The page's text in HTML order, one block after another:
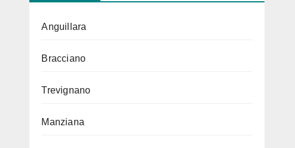
Anguillara
Bracciano
Trevignano
Manziana